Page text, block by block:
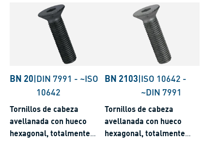
BN 20|DIN 7991 - ~ISO
10642
Tornillos de cabeza
avellanada con hueco
hexagonal, totalmente
BN 2103|ISO 10642 -
~DIN 7991
Tornillos de cabeza
avellanada con hueco
hexagonal, totalmente